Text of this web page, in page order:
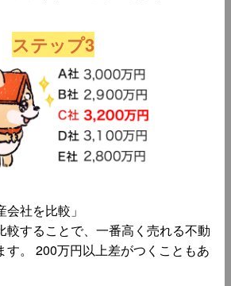
ステップ3
会社を比較」
較することで、一番高く売れる不動
す。 200万円以上差がつくこともあ